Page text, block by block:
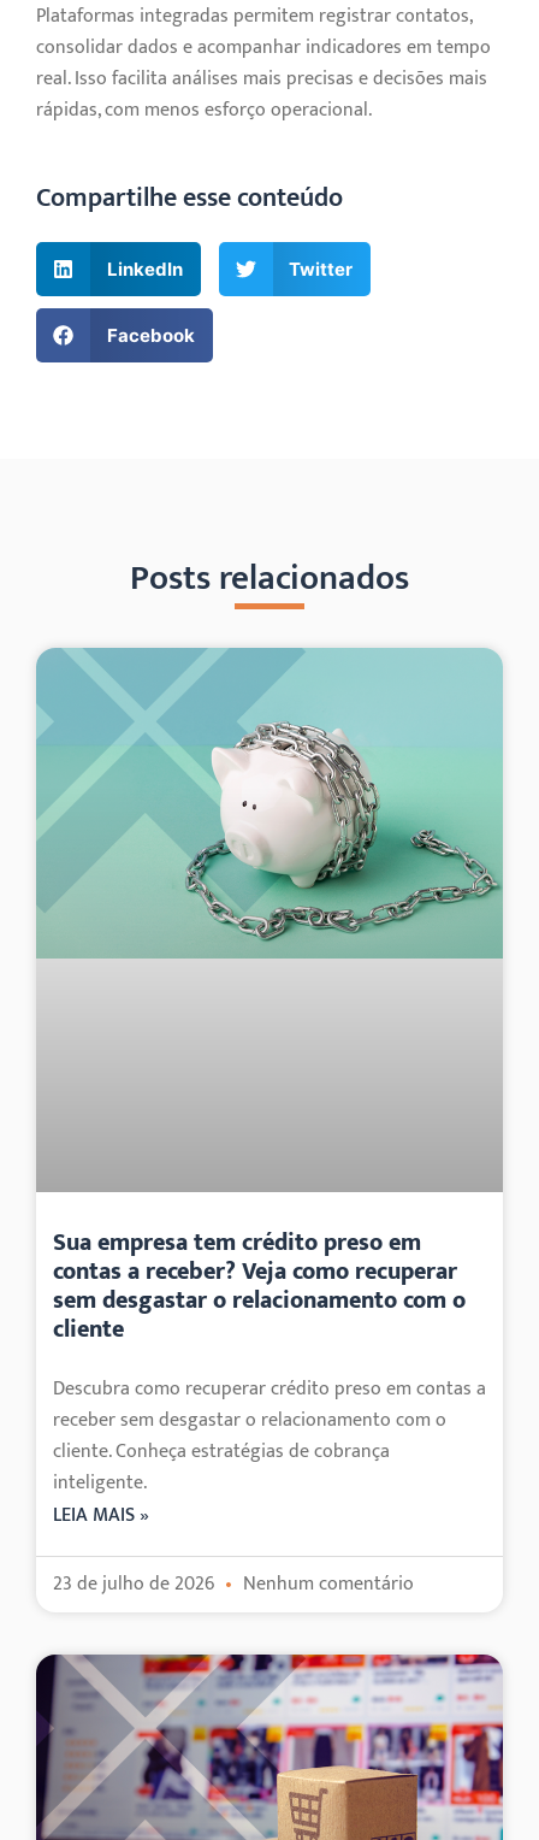
Plataformas integradas permitem registrar contatos,
consolidar dados e acompanhar indicadores em tempo
real. Isso facilita análises mais precisas e decisões mais
rápidas, com menos esforço operacional.
Compartilhe esse conteúdo
LinkedIn Twitter
Facebook
Posts relacionados
Sua empresa tem crédito preso em
contas a receber? Veja como recuperar
sem desgastar o relacionamento com o
cliente
Descubra como recuperar crédito preso em contas a
receber sem desgastar o relacionamento com o
cliente. Conheça estratégias de cobrança
inteligente.
LEIA MAIS »
23 de julho de 2026 Nenhum comentário